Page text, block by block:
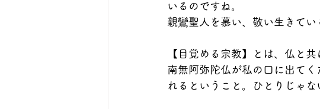
いるのですね。
親鸞聖人を慕い、敬い生きて
【目覚める宗教】とは、仏と
南無阿弥陀仏が私の口に出て
れるということ。ひとりじゃな